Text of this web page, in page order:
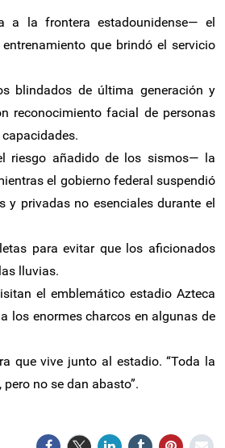
a la frontera estadounidense— el
que brindó el servicio
blindados de última generación y
reconocimiento facial de personas
riesgo añadido de los sismos— la
el gobierno federal suspendió
privadas no esenciales durante el
para evitar que los aficionados
lluvias.
el emblemático estadio Azteca
los enormes charcos en algunas de
que vive junto al estadio. “Toda la
no se dan abasto”.